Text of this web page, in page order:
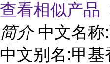
查看相似产品
简介 中文名称
中文别名:甲基